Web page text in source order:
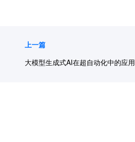
上一篇
大模型生成式AI在超自动化中的应用